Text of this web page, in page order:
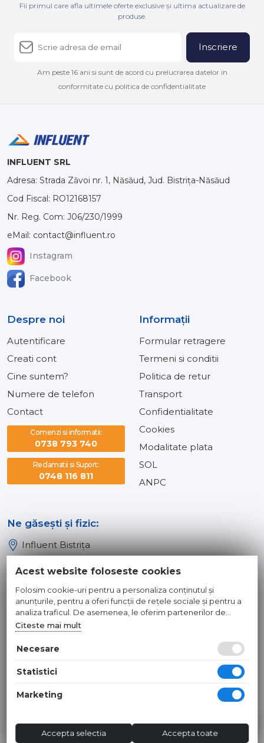
Fii primul care afla ultimele oferte exclusive și ultima actualizare de
produse.
Inscriere
Am peste 16 ani si sunt de acord cu prelucrarea datelor in
conformitate cu politica de confidentialitate
INFLUENT SRL
Adresa: Strada Zăvoi nr. 1, Năsăud, Jud. Bistrița-Năsăud
Cod Fiscal: RO12168157
Nr. Reg. Com: J06/230/1999
eMail: contact@influent.ro
Instagram
Facebook
Despre noi
Autentificare
Creati cont
Cine suntem?
Numere de telefon
Contact
Comenzi si informatii:
0738 793 740
Reclamatii si Suport:
0748 116 811
Informaţii
Formular retragere
Termeni si conditii
Politica de retur
Transport
Confidentialitate
Cookies
Modalitate plata
SOL
ANPC
Ne găsești și fizic:
Influent Bistrița
Influent Dej
© 2026 INFLUENT SRL
Toate preturile sunt exprimate in lei si includ tva. Ofertele sunt
Hosted byNameBox
Acest website foloseste cookies
Folosim cookie-uri pentru a personaliza conținutul și
anunțurile, pentru a oferi funcții de rețele sociale și pentru a
analiza traficul. De asemenea, le oferim partenerilor de
rețele sociale, de publicitate și de analize informații cu privire
la modul în care folosiți site-ul nostru. Aceștia le pot combina
cu alte informații oferite de dvs. sau culese în urma folosirii
Citeste mai mult
Necesare
Statistici
Marketing
Accepta selectia Accepta toate